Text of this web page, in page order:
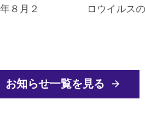
８月２
ロウイルス
お知らせ一覧を見る arrow_forward